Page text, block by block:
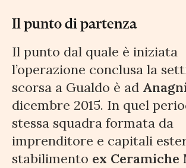
Il punto di partenza
Il punto dal quale è iniziata
l’operazione conclusa la
scorsa a Gualdo è ad
dicembre 2015. In quel
stessa squadra formata da
imprenditore e capitali
stabilimento ex Ceramiche